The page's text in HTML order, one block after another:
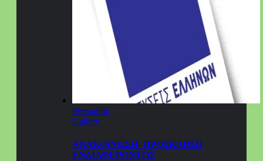
Permalink
Gallery
ΑΝΑΚΟΙΝΩΣΗ- ΠΡΟΣΚΛΗΣΗ
ΕΝΔΙΑΦΕΡΟΝΤΟΣ